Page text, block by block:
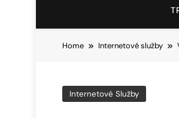
Home Internetové služby
Internetové Služby